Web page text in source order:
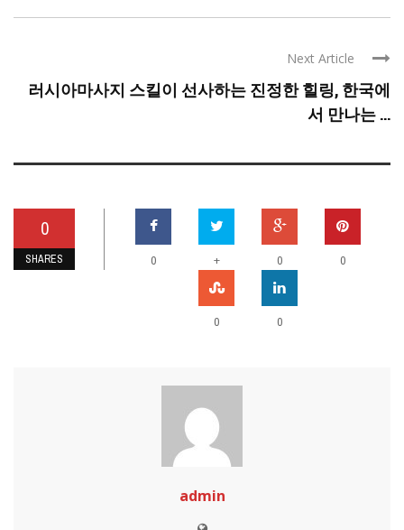
Next Article
러시아마사지 스킬이 선사하는 진정한 힐링, 한국에
서 만나는 ...
0
SHARES 0 + 0 0
0 0
admin